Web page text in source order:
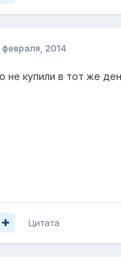
февраля, 2014
не купили в тот же
Цитата